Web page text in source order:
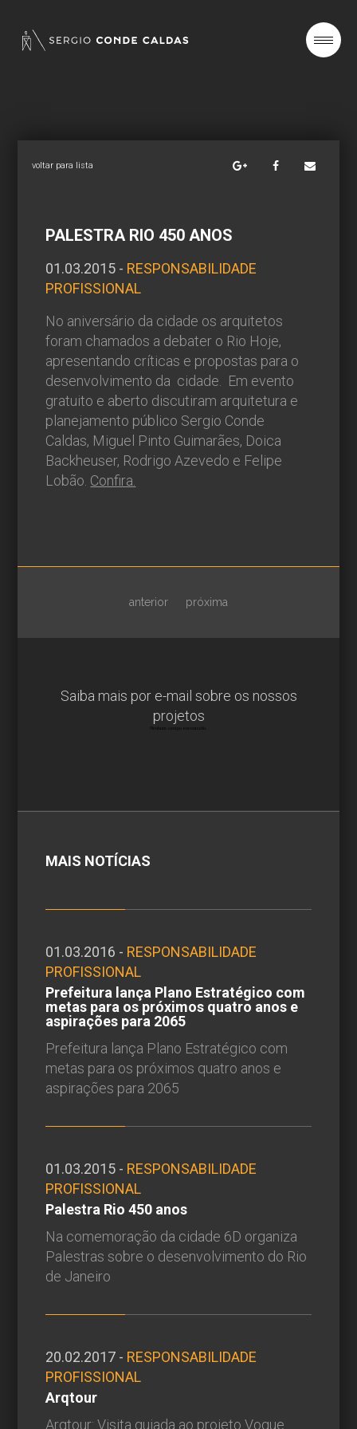
PROJETOS
CONTATO
voltar para lista
PALESTRA RIO 450 ANOS
01.03.2015 - RESPONSABILIDADE
PROFISSIONAL
No aniversário da cidade os arquitetos
foram chamados a debater o Rio Hoje,
apresentando críticas e propostas para o
desenvolvimento da cidade.
Em evento
gratuito e aberto discutiram arquitetura e
planejamento público Sergio Conde
Caldas, Miguel Pinto Guimarães, Doica
Backheuser, Rodrigo Azevedo e Felipe
Lobão. Confira.
anterior próxima
Saiba mais por e-mail sobre os nossos
projetos
MAIS NOTÍCIAS
01.03.2016 - RESPONSABILIDADE
PROFISSIONAL
Prefeitura lança Plano Estratégico com
metas para os próximos quatro anos e
aspirações para 2065
Prefeitura lança Plano Estratégico com
metas para os próximos quatro anos e
aspirações para 2065
01.03.2015 - RESPONSABILIDADE
PROFISSIONAL
Palestra Rio 450 anos
Na comemoração da cidade 6D organiza
Palestras sobre o desenvolvimento do Rio
de Janeiro
20.02.2017 - RESPONSABILIDADE
PROFISSIONAL
Arqtour
Arqtour: Visita guiada ao projeto Vogue